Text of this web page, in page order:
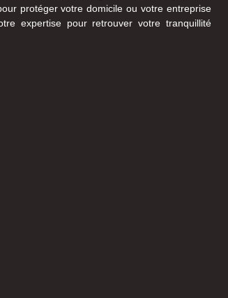
protéger votre domicile ou votre entreprise
expertise pour retrouver votre tranquillité